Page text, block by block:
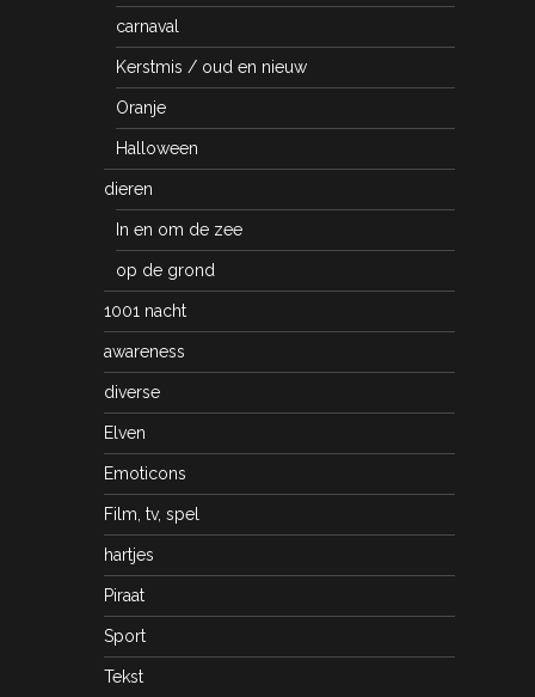
carnaval
Kerstmis / oud en nieuw
Oranje
Halloween
dieren
In en om de zee
op de grond
1001 nacht
awareness
diverse
Elven
Emoticons
Film, tv, spel
hartjes
Piraat
Sport
Tekst